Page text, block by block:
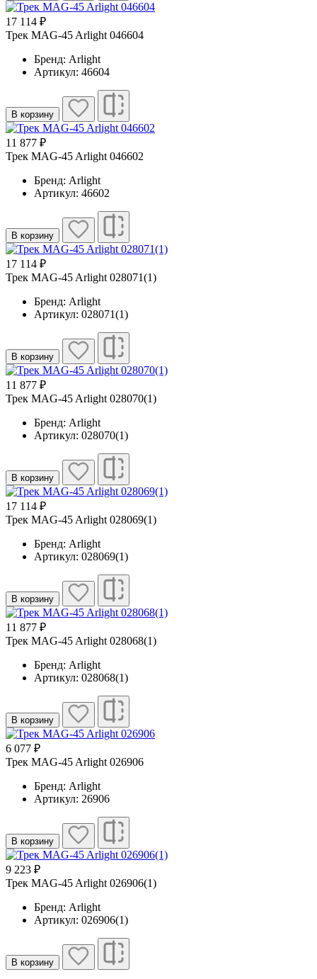
17 114 ₽
Трек MAG-45 Arlight 046604
Бренд: Arlight
Артикул: 46604
В корзину
11 877 ₽
Трек MAG-45 Arlight 046602
Бренд: Arlight
Артикул: 46602
В корзину
17 114 ₽
Трек MAG-45 Arlight 028071(1)
Бренд: Arlight
Артикул: 028071(1)
В корзину
11 877 ₽
Трек MAG-45 Arlight 028070(1)
Бренд: Arlight
Артикул: 028070(1)
В корзину
17 114 ₽
Трек MAG-45 Arlight 028069(1)
Бренд: Arlight
Артикул: 028069(1)
В корзину
11 877 ₽
Трек MAG-45 Arlight 028068(1)
Бренд: Arlight
Артикул: 028068(1)
В корзину
6 077 ₽
Трек MAG-45 Arlight 026906
Бренд: Arlight
Артикул: 26906
В корзину
9 223 ₽
Трек MAG-45 Arlight 026906(1)
Бренд: Arlight
Артикул: 026906(1)
В корзину